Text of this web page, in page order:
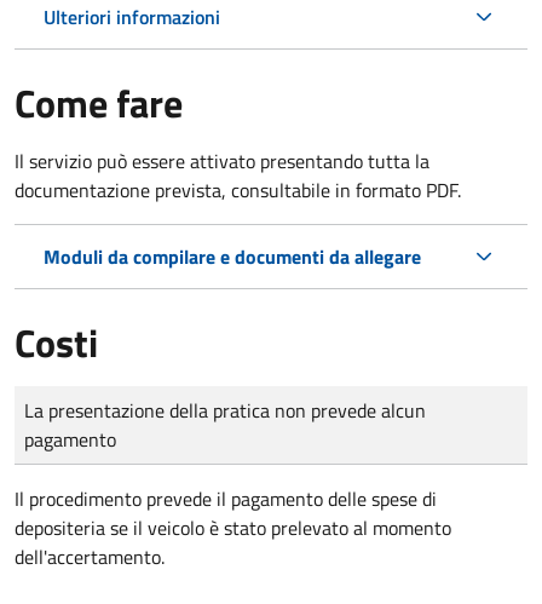
Ulteriori informazioni
Come fare
Il servizio può essere attivato presentando tutta la
documentazione prevista, consultabile in formato PDF.
Moduli da compilare e documenti da allegare
Costi
Tipo di pagamento
Importo
La presentazione della pratica non prevede alcun
pagamento
Il procedimento prevede il pagamento delle spese di
depositeria se il veicolo è stato prelevato al momento
dell'accertamento.